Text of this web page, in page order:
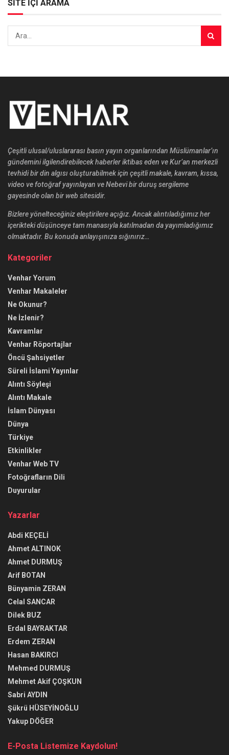
SİTE İÇİ ARAMA
Çeşitli ulusal/uluslararası basın yayın organlarından Müslümanlar’ın
gündemini ilgilendirebilecek haberler iktibas eden ve Kur’an merkezli
tevhidi bir din algısı oluşturabilmek için çeşitli makale, kavram, kıssa,
video ve fotoğraf yayınlayan ve Nebevi bir duruş sergileme
gayesinde olan bir web sitesidir.
Bizlere yönelteceğiniz eleştirilere açığız. Ancak alıntıladığımız her
içerikteki düşünceye tam manasıyla katılmadan da yayımladığımız
olmaktadır. Bu konuda anlayışınıza sığınırız…
Kategoriler
Venhar Yorum
Venhar Makaleler
Ne Okunur?
Ne İzlenir?
Kavramlar
Venhar Röportajlar
Öncü Şahsiyetler
Süreli İslami Yayınlar
Alıntı Söyleşi
Alıntı Makale
İslam Dünyası
Dünya
Türkiye
Etkinlikler
Venhar Web TV
Fotoğrafların Dili
Duyurular
Yazarlar
Abdi KEÇELİ
Ahmet ALTINOK
Ahmet DURMUŞ
Arif BOTAN
Bünyamin ZERAN
Celal SANCAR
Dilek BUZ
Erdal BAYRAKTAR
Erdem ZERAN
Hasan BAKIRCI
Mehmed DURMUŞ
Mehmet Akif ÇOŞKUN
Sabri AYDIN
Şükrü HÜSEYİNOĞLU
Yakup DÖĞER
E-Posta Listemize Kaydolun!